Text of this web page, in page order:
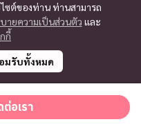
ต่อเรา
ซต์ของท่าน ท่านสามารถ
ายความเป็นส่วนตัว และ
กี้
มรับทั้งหมด
tofuskincarethailand.com | All
: 0105561125175